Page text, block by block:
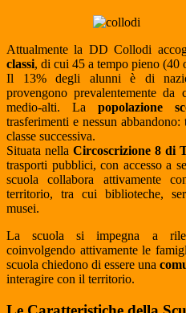
Attualmente la DD Collodi
classi, di cui 45 a tempo pieno (40
Il 13% degli alunni è di
provengono prevalentemente da
medio-alti. Lapopolazione
trasferimenti e nessun
classe successiva.
Situata nella Circoscrizione 8 di
trasporti pubblici, con accesso a
scuola collabora attivamente
territorio, tra cui biblioteche,
musei.
La scuola si impegna a
coinvolgendo attivamente le
scuola chiedono di essere una
interagire con il territorio.